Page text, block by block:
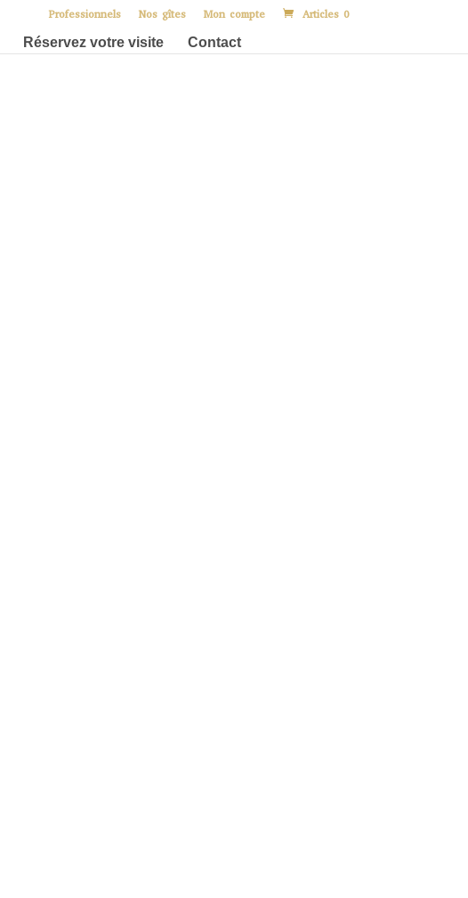
Professionnels Nos gîtes Mon compte Articles 0
Réservez votre visite Contact